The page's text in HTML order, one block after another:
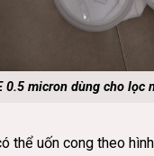
0.5 micron dùng cho lọc
thể uốn cong theo